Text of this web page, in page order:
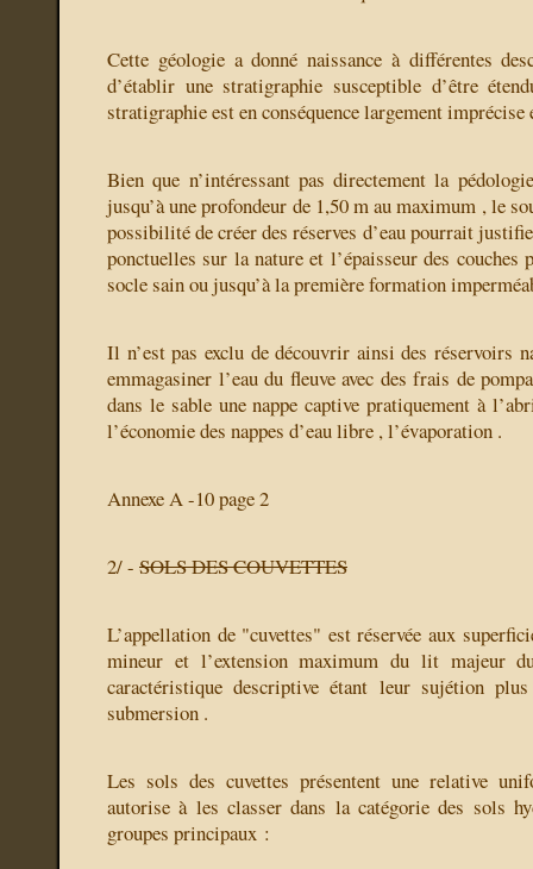
Cette géologie a donné naissance à différentes
d’établir une stratigraphie susceptible d’être
stratigraphie est en conséquence largement
Bien que n’intéressant pas directement la
jusqu’à une profondeur de 1,50 m au maximum , le
possibilité de créer des réserves d’eau pourrait
ponctuelles sur la nature et l’épaisseur des couches
socle sain ou jusqu’à la première formation
Il n’est pas exclu de découvrir ainsi des réservoirs
emmagasiner l’eau du fleuve avec des frais de
dans le sable une nappe captive pratiquement à
l’économie des nappes d’eau libre , l’évaporation .
Annexe A -10 page 2
2/ - SOLS DES COUVETTES
L’appellation de "cuvettes" est réservée aux
mineur et l’extension maximum du lit majeur
caractéristique descriptive étant leur sujétion
submersion .
Les sols des cuvettes présentent une relative
autorise à les classer dans la catégorie des sols
groupes principaux :